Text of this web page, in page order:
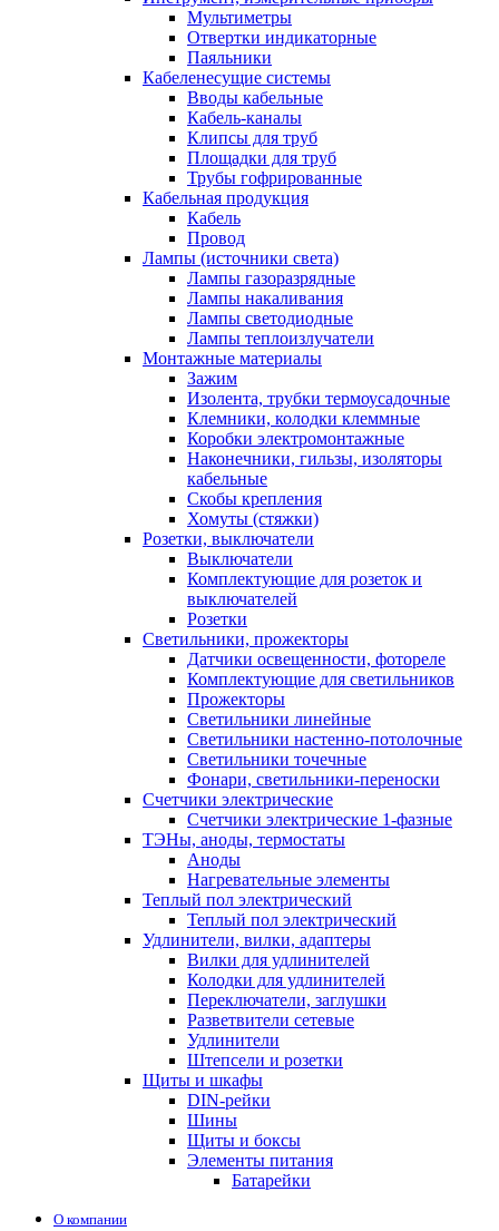
Мультиметры
Отвертки индикаторные
Паяльники
Кабеленесущие системы
Вводы кабельные
Кабель-каналы
Клипсы для труб
Площадки для труб
Трубы гофрированные
Кабельная продукция
Кабель
Провод
Лампы (источники света)
Лампы газоразрядные
Лампы накаливания
Лампы светодиодные
Лампы теплоизлучатели
Монтажные материалы
Зажим
Изолента, трубки термоусадочные
Клемники, колодки клеммные
Коробки электромонтажные
Наконечники, гильзы, изоляторы
кабельные
Скобы крепления
Хомуты (стяжки)
Розетки, выключатели
Выключатели
Комплектующие для розеток и
выключателей
Розетки
Светильники, прожекторы
Датчики освещенности, фотореле
Комплектующие для светильников
Прожекторы
Светильники линейные
Светильники настенно-потолочные
Светильники точечные
Фонари, светильники-переноски
Счетчики электрические
Счетчики электрические 1-фазные
ТЭНы, аноды, термостаты
Аноды
Нагревательные элементы
Теплый пол электрический
Теплый пол электрический
Удлинители, вилки, адаптеры
Вилки для удлинителей
Колодки для удлинителей
Переключатели, заглушки
Разветвители сетевые
Удлинители
Штепсели и розетки
Щиты и шкафы
DIN-рейки
Шины
Щиты и боксы
Элементы питания
Батарейки
О компании